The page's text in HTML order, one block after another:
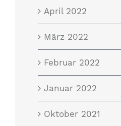
April 2022
März 2022
Februar 2022
Januar 2022
Oktober 2021